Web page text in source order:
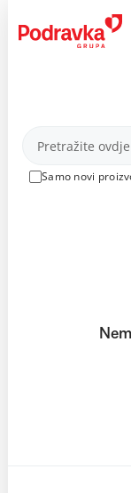
content
Samo novi